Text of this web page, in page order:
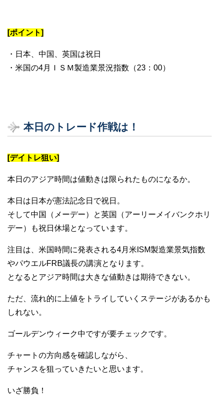
[ポイント]
・日本、中国、英国は祝日
・米国の4月ＩＳＭ製造業景況指数（23：00）
本日のトレード作戦は！
[デイトレ狙い]
本日のアジア時間は値動きは限られたものになるか。
本日は日本が憲法記念日で祝日。
そして中国（メーデー）と英国（アーリーメイバンクホリ
デー）も祝日休場となっています。
注目は、米国時間に発表される4月米ISM製造業景気指数
やパウエルFRB議長の講演となります。
となるとアジア時間は大きな値動きは期待できない。
ただ、流れ的に上値をトライしていくステージがあるかも
しれない。
ゴールデンウィーク中ですが要チェックです。
チャートの方向感を確認しながら、
チャンスを狙っていきたいと思います。
いざ勝負！